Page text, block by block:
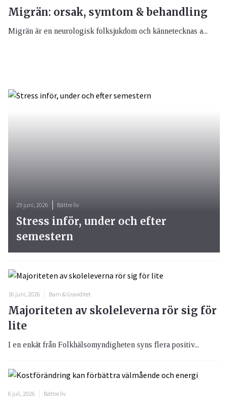
Migrän: orsak, symtom & behandling
Migrän är en neurologisk folksjukdom och kännetecknas a...
16 juni, 2026 Barn & Graviditet
Majoriteten av skoleleverna rör sig för
lite
I en enkät från Folkhälsomyndigheten syns flera positiv...
6 juli, 2026 Bättre liv
29 juni, 2026 Bättre liv
Stress inför, under och efter
semestern